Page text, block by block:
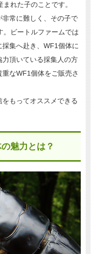
れた子のことです。
常に難しく、その子で
。ビートルファームでは
集へ赴き、WF1個体に
頂いている採集人の方
なWF1個体をご販売さ
もってオススメできる
魅力とは？